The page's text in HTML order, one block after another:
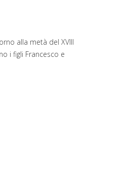
alla metà del XVIII
i figli Francesco e